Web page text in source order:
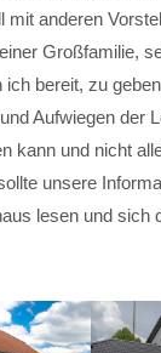
mit anderen
Großfamilie,
ich bereit, zu
Aufwiegen der
kann und nicht
unsere
lesen und sich